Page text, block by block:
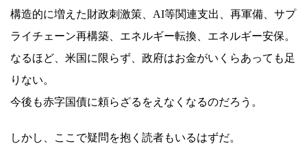
構造的に増えた財政刺激策、AI等関連支出、再軍備、サプ
ライチェーン再構築、エネルギー転換、エネルギー安保。
なるほど、米国に限らず、政府はお金がいくらあっても足
りない。
今後も赤字国債に頼らざるをえなくなるのだろう。
しかし、ここで疑問を抱く読者もいるはずだ。